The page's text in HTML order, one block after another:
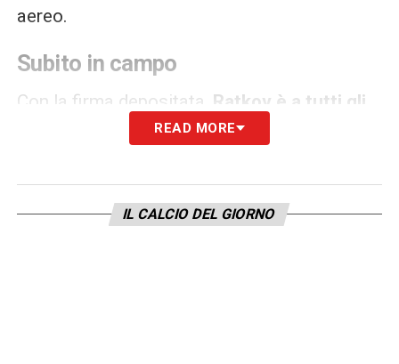
aereo.
Subito in campo
Con la firma depositata, Ratkov è a tutti gli
effetti a disposizione dello staff tecnico
possibile negli schemi sarriani, notoriamente
complessi per i nuovi arrivati, per
READ MORE
IL CALCIO DEL GIORNO